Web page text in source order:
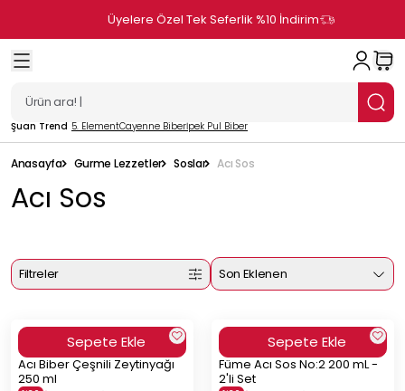
Üyelere Özel Tek Seferlik %10 İndirim
Şuan Trend 5. ElementCayenne Biberİpek Pul Biber
Anasayfa Gurme Lezzetler Soslar Acı Sos
Acı Sos
Filtreler Son Eklenen
Sepete Ekle
Acı Biber Çeşnili Zeytinyağı
250 ml
Sepete Ekle
Füme Acı Sos No:2 200 mL -
2'li Set